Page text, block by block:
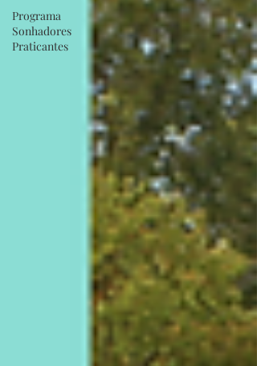
Programa
Sonhadores
Praticantes